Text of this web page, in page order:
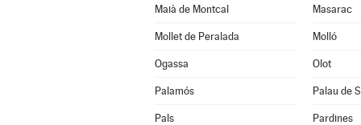
Maià de Montcal Masarac
Mollet de Peralada Molló
Ogassa Olot
Palamós Palau de
Pals Pardines